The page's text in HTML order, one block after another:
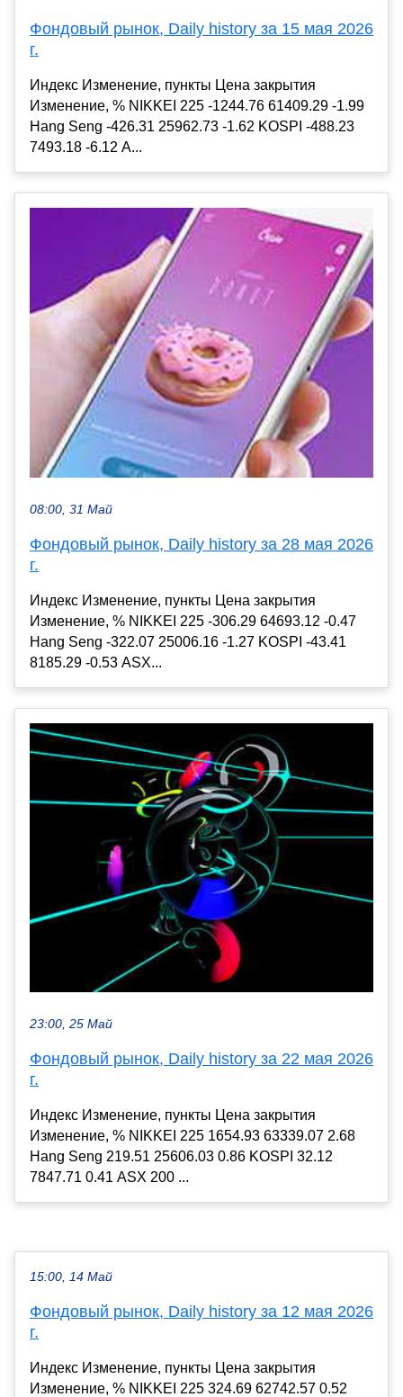
Фондовый рынок, Daily history за 15 мая 2026
г.
Индекс Изменение, пункты Цена закрытия
Изменение, % NIKKEI 225 -1244.76 61409.29 -1.99
Hang Seng -426.31 25962.73 -1.62 KOSPI -488.23
7493.18 -6.12 A...
08:00, 31 Май
Фондовый рынок, Daily history за 28 мая 2026
г.
Индекс Изменение, пункты Цена закрытия
Изменение, % NIKKEI 225 -306.29 64693.12 -0.47
Hang Seng -322.07 25006.16 -1.27 KOSPI -43.41
8185.29 -0.53 ASX...
23:00, 25 Май
Фондовый рынок, Daily history за 22 мая 2026
г.
Индекс Изменение, пункты Цена закрытия
Изменение, % NIKKEI 225 1654.93 63339.07 2.68
Hang Seng 219.51 25606.03 0.86 KOSPI 32.12
7847.71 0.41 ASX 200 ...
15:00, 14 Май
Фондовый рынок, Daily history за 12 мая 2026
г.
Индекс Изменение, пункты Цена закрытия
Изменение, % NIKKEI 225 324.69 62742.57 0.52